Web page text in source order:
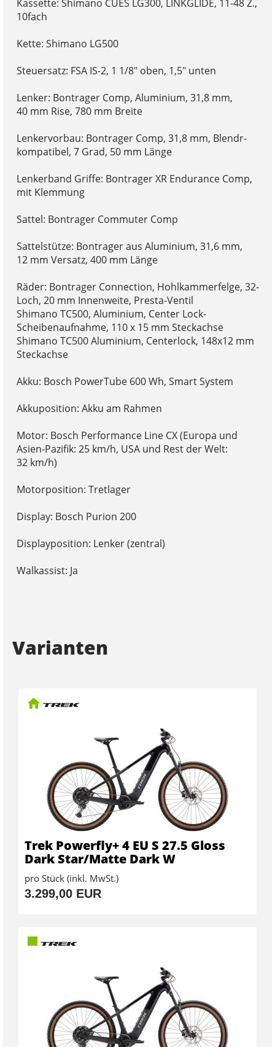
Kassette: Shimano CUES LG300, LINKGLIDE, 11-48 Z.,
10fach
Kette: Shimano LG500
Steuersatz: FSA IS-2, 1 1/8" oben, 1,5" unten
Lenker: Bontrager Comp, Aluminium, 31,8 mm,
40 mm Rise, 780 mm Breite
Lenkervorbau: Bontrager Comp, 31,8 mm, Blendr-
kompatibel, 7 Grad, 50 mm Länge
Lenkerband Griffe: Bontrager XR Endurance Comp,
mit Klemmung
Sattel: Bontrager Commuter Comp
Sattelstütze: Bontrager aus Aluminium, 31,6 mm,
12 mm Versatz, 400 mm Länge
Räder: Bontrager Connection, Hohlkammerfelge, 32-
Loch, 20 mm Innenweite, Presta-Ventil
Shimano TC500, Aluminium, Center Lock-
Scheibenaufnahme, 110 x 15 mm Steckachse
Shimano TC500 Aluminium, Centerlock, 148x12 mm
Steckachse
Akku: Bosch PowerTube 600 Wh, Smart System
Akkuposition: Akku am Rahmen
Motor: Bosch Performance Line CX (Europa und
Asien-Pazifik: 25 km/h, USA und Rest der Welt:
32 km/h)
Motorposition: Tretlager
Display: Bosch Purion 200
Displayposition: Lenker (zentral)
Walkassist: Ja
Varianten
Trek Powerfly+ 4 EU S 27.5 Gloss
Dark Star/Matte Dark W
pro Stück (inkl. MwSt.)
3.299,00 EUR